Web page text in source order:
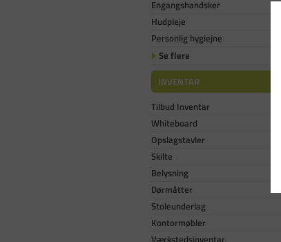
Engangshandsker
Hudpleje
Personlig hygiejne
Se flere
INVENTAR
Tilbud Inventar
Whiteboard
Opslagstavler
Skilte
Belysning
Dørmåtter
Stoleunderlag
Kontormøbler